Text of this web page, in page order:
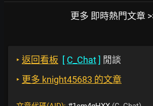
更多 即時熱門文章
‣ 返回看板 [ C_Chat] 閒談
‣ 更多 knight45683 的文章